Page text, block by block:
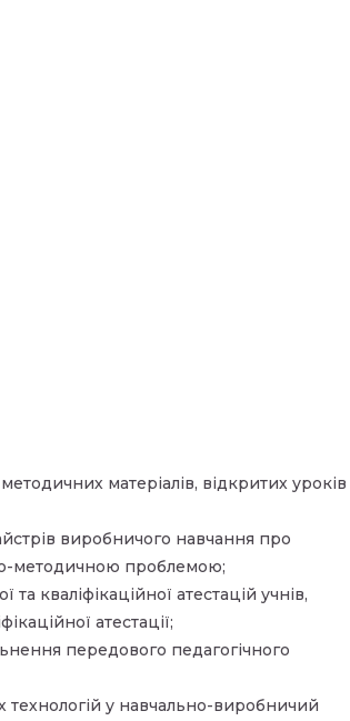
матеріалів, відкритих уроків
виробничого навчання про
методичною проблемою;
кваліфікаційної атестацій учнів,
атестації;
передового педагогічного
у навчально-виробничий